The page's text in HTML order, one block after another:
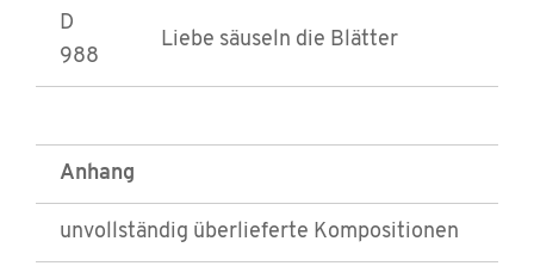
D
988
Liebe säuseln die Blätter
Anhang
unvollständig überlieferte Kompositionen